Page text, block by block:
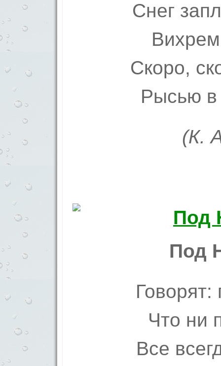
Снег
Скоро,
Рысью в
(К.
Под
Что ни
Все